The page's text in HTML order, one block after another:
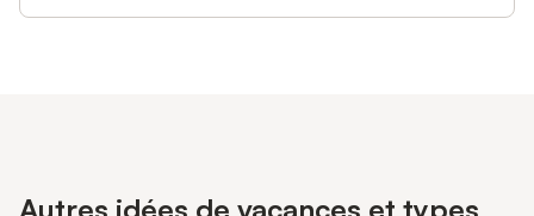
Autres idées de vacances et types